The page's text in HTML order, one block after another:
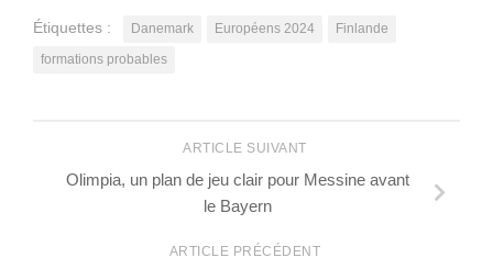
Étiquettes : Danemark Européens 2024
Finlande
formations probables
ARTICLE SUIVANT
Olimpia, un plan de jeu clair pour Messine avant
le Bayern
ARTICLE PRÉCÉDENT